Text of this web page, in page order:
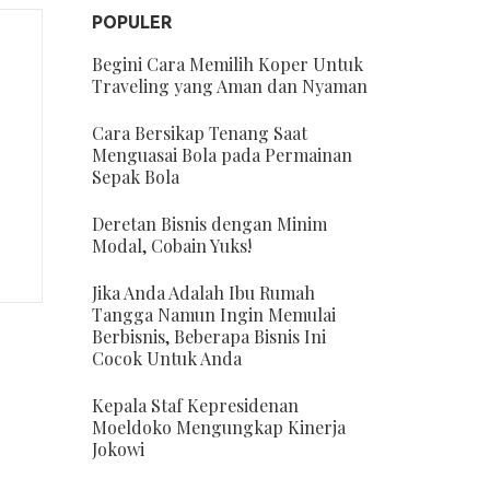
POPULER
Begini Cara Memilih Koper Untuk
Traveling yang Aman dan Nyaman
Cara Bersikap Tenang Saat
Menguasai Bola pada Permainan
Sepak Bola
Deretan Bisnis dengan Minim
Modal, Cobain Yuks!
Jika Anda Adalah Ibu Rumah
Tangga Namun Ingin Memulai
Berbisnis, Beberapa Bisnis Ini
Cocok Untuk Anda
Kepala Staf Kepresidenan
Moeldoko Mengungkap Kinerja
Jokowi